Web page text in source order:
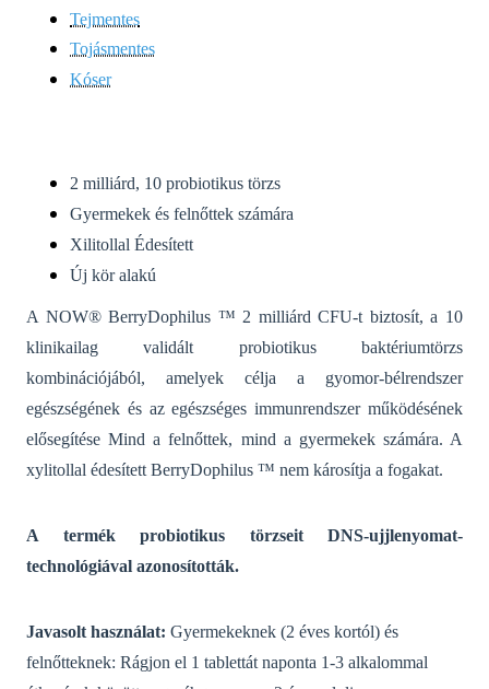
Tejmentes
Tojásmentes
Kóser
2 milliárd, 10 probiotikus törzs
Gyermekek és felnőttek számára
Xilitollal Édesített
Új kör alakú
A NOW® BerryDophilus ™ 2 milliárd CFU-t biztosít, a 10
klinikailag validált probiotikus baktériumtörzs
kombinációjából, amelyek célja a gyomor-bélrendszer
egészségének és az egészséges immunrendszer működésének
elősegítése Mind a felnőttek, mind a gyermekek számára. A
xylitollal édesített BerryDophilus ™ nem károsítja a fogakat.
A termék probiotikus törzseit DNS-ujjlenyomat-
technológiával azonosították.
Javasolt használat: Gyermekeknek (2 éves kortól) és
felnőtteknek: Rágjon el 1 tablettát naponta 1-3 alkalommal